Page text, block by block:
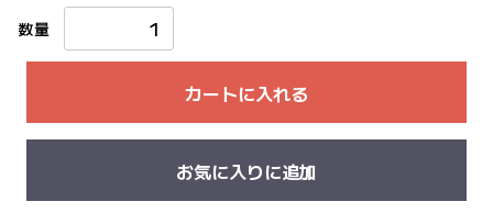
数量
カートに入れる
お気に入りに追加